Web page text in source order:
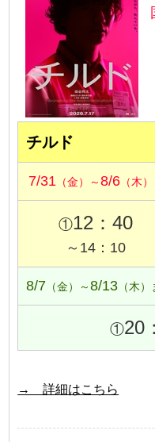
チルド
7/31 （金）～8/6 （木
①12：40
～14：10
8/7 （金）～8/13 （木
①20
→ 詳細はこちら